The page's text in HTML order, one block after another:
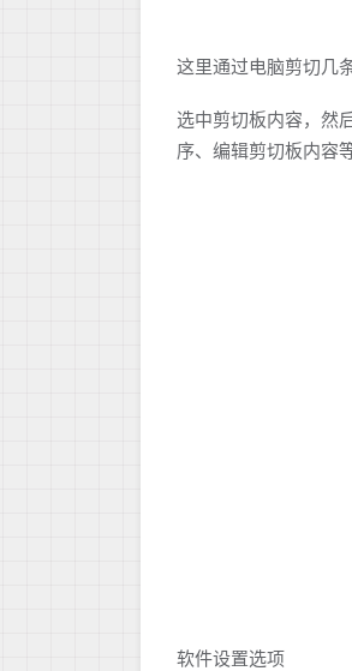
这里通过电脑剪切几
选中剪切板内容，然
序、编辑剪切板内容等
软件设置选项